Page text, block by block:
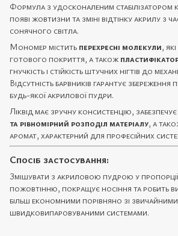
Формула з удосконаленим стабілізатором
появі жовтизни та зміні відтінку акрилу з
сонячного світла.
Мономер містить перехресні молекули,
готового покриття, а також
гнучкість і стійкість штучних нігтів до
Відсутність барвників гарантує збереження
будь-якої акрилової пудри.
Ліквід має зручну консистенцію, забезпечує
та рівномірний розподіл матеріалу, а
аромат, характерний для професійних
Спосіб застосування:
Змішувати з акриловою пудрою у
пожовтінню, покращує носіння та робить
більш економними порівняно зі звичайними
швидковипаровуваними системами.